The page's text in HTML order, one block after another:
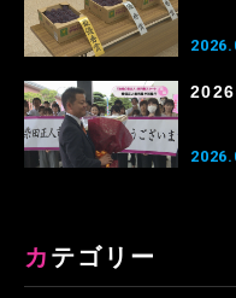
カテゴリー